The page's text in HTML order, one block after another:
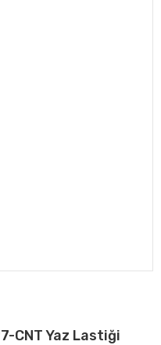
CNT Yaz Lastiği